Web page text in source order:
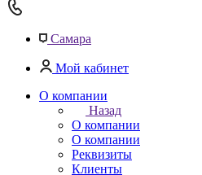
Самара
Мой кабинет
О компании
Назад
О компании
О компании
Реквизиты
Клиенты